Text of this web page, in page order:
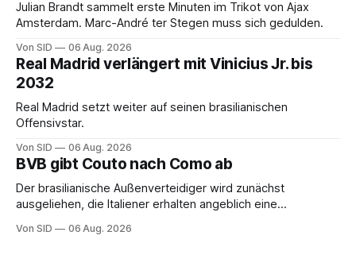
Julian Brandt sammelt erste Minuten im Trikot von Ajax
Amsterdam. Marc-André ter Stegen muss sich gedulden.
Von SID 06 Aug. 2026
Real Madrid verlängert mit Vinicius Jr. bis
2032
Real Madrid setzt weiter auf seinen brasilianischen
Offensivstar.
Von SID 06 Aug. 2026
BVB gibt Couto nach Como ab
Der brasilianische Außenverteidiger wird zunächst
ausgeliehen, die Italiener erhalten angeblich eine
Von SID 06 Aug. 2026